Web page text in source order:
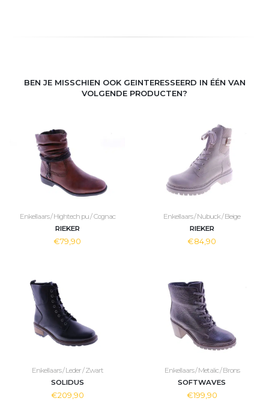
BEN JE MISSCHIEN OOK GEINTERESSEERD IN ÉÉN VAN
VOLGENDE PRODUCTEN?
Enkellaars / Hightech pu / Cognac
RIEKER
€79,90
Enkellaars / Nubuck / Beige
RIEKER
€84,90
Enkellaars / Leder / Zwart
SOLIDUS
€209,90
Enkellaars / Metalic / Brons
SOFTWAVES
€199,90